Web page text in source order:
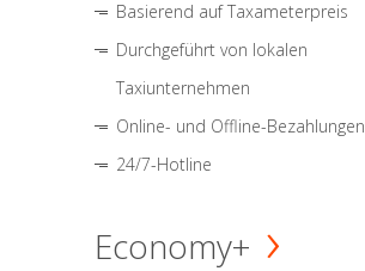
Basierend auf Taxameterpreis
Durchgeführt von lokalen
Taxiunternehmen
Online- und Offline-Bezahlungen
24/7-Hotline
Economy+